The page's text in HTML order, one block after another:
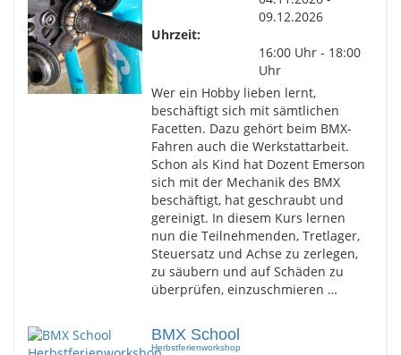
09.12.2026
Uhrzeit:
16:00 Uhr - 18:00
Uhr
Wer ein Hobby lieben lernt,
beschäftigt sich mit sämtlichen
Facetten. Dazu gehört beim BMX-
Fahren auch die Werkstattarbeit.
Schon als Kind hat Dozent Emerson
sich mit der Mechanik des BMX
beschäftigt, hat geschraubt und
gereinigt. In diesem Kurs lernen
nun die Teilnehmenden, Tretlager,
Steuersatz und Achse zu zerlegen,
zu säubern und auf Schäden zu
überprüfen, einzuschmieren …
BMX School
Herbstferienworkshop